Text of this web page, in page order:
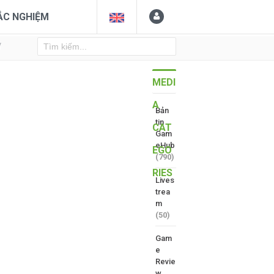
NGHIỆM
MEDI
A
CAT
EGO
RIES
Bản
tin
Gam
eHub
(790)
Lives
trea
m
(50)
Gam
e
Revie